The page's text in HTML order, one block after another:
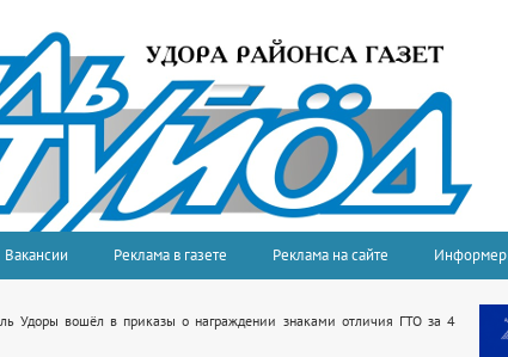
Вакансии Реклама в газете Реклама на сайте Информер
Удоры вошёл в приказы о награждении знаками отличия ГТО за 4